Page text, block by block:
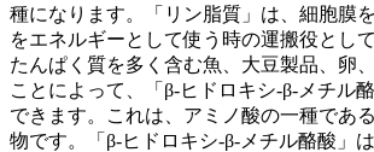
種になります。「リン脂質」は、細胞膜
をエネルギーとして使う時の運搬役とし
たんぱく質を多く含む魚、大豆製品、卵
ことによって、「β‐ヒドロキシ‐β‐メチル
できます。これは、アミノ酸の一種であ
物です。「β‐ヒドロキシ‐β‐メチル酪酸」